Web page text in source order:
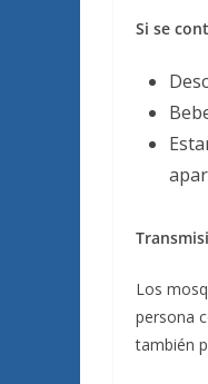
Si se
Los
persona
también